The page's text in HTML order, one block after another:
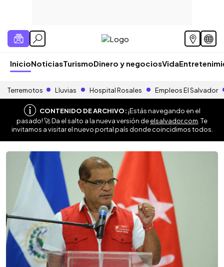
InicioNoticiasTurismoDinero y negociosVida
Terremotos Lluvias Hospital Rosales Empleos El Salvador
CONTENIDO DE ARCHIVO:¡Estás navegando en el
pasado! 🚀 Da el salto a la nueva versión deelsalvador.com . Te
invitamos a visitar el nuevo portal país donde coincidimos todos.